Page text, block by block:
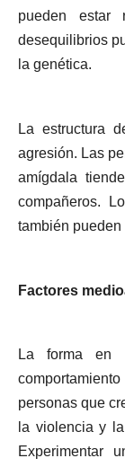
pueden estar
desequilibrios
la genética.
La estructura
agresión. Las
amígdala
compañeros.
también
Factores
La forma en
personas que
la violencia y
Experimentar